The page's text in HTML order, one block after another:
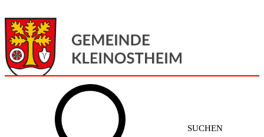
SUCHEN
Gemeinde + Service